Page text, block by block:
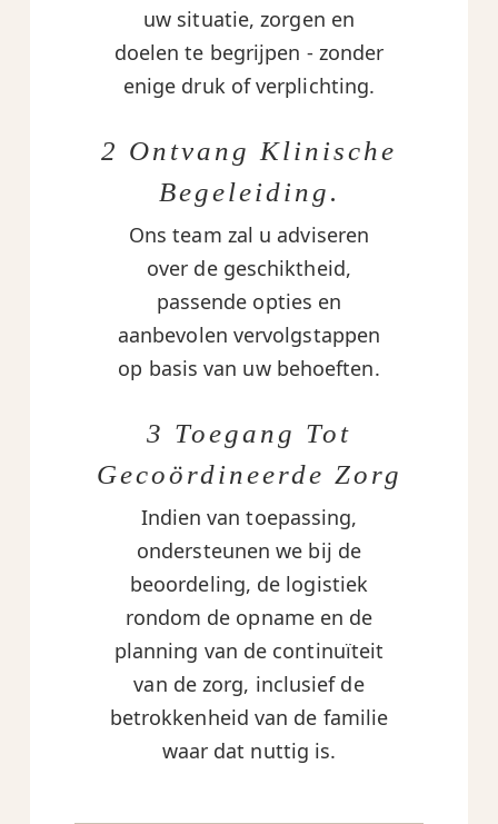
uw situatie, zorgen en
doelen te begrijpen - zonder
enige druk of verplichting.
2 Ontvang Klinische
Begeleiding.
Ons team zal u adviseren
over de geschiktheid,
passende opties en
aanbevolen vervolgstappen
op basis van uw behoeften.
3 Toegang Tot
Gecoördineerde Zorg
Indien van toepassing,
ondersteunen we bij de
beoordeling, de logistiek
rondom de opname en de
planning van de continuïteit
van de zorg, inclusief de
betrokkenheid van de familie
waar dat nuttig is.